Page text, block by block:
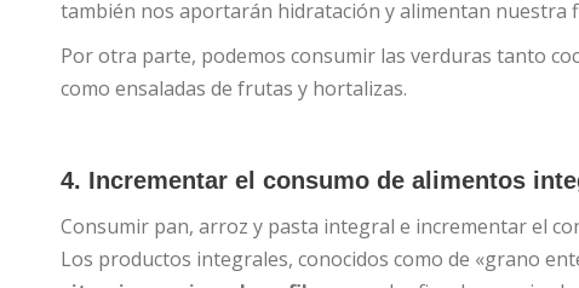
también nos aportarán hidratación y alimentan nuestra
Por otra parte, podemos consumir las verduras tanto
como ensaladas de frutas y hortalizas.
4. Incrementar el consumo de alimentos
Consumir pan, arroz y pasta integral e incrementar el
Los productos integrales, conocidos como de «grano